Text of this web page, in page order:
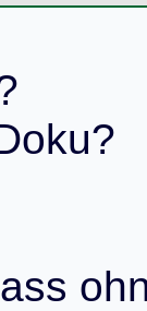
oku?
ass oh